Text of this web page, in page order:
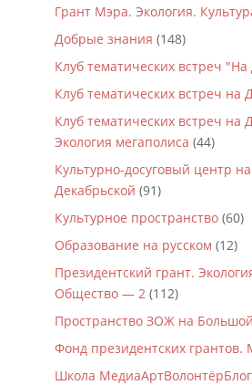
Грант Мэра. Экология.
Добрые знания (148)
Клуб тематических встреч
Клуб тематических встреч на
Клуб тематических встреч на
Экология мегаполиса (44)
Культурно-досуговый центр
Декабрьской (91)
Культурное пространство(60)
Образование на русском (12)
Президентский грант.
Общество — 2(112)
Пространство ЗОЖ на
Фонд президентских
Школа